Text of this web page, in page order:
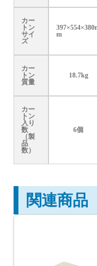
カー
トン
サイ
ズ
m
カー
トン
質量
18.7kg
カー
トン
入り
数
（製
品
数）
6個
関連商品